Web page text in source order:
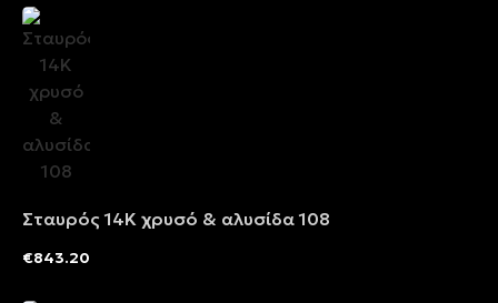
Σταυρός 14Κ χρυσό & αλυσίδα 108
€843.20